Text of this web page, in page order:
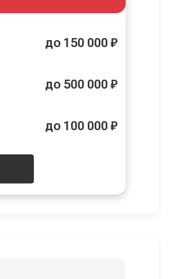
до 150 000 ₽
до 500 000 ₽
до 100 000 ₽